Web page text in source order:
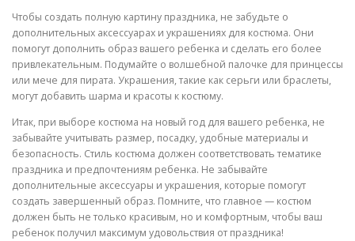
Чтобы создать полную картину праздника, не забудьте о
дополнительных аксессуарах и украшениях для костюма. Они
помогут дополнить образ вашего ребенка и сделать его более
привлекательным. Подумайте о волшебной палочке для принцессы
или мече для пирата. Украшения, такие как серьги или браслеты,
могут добавить шарма и красоты к костюму.
Итак, при выборе костюма на новый год для вашего ребенка, не
забывайте учитывать размер, посадку, удобные материалы и
безопасность. Стиль костюма должен соответствовать тематике
праздника и предпочтениям ребенка. Не забывайте
дополнительные аксессуары и украшения, которые помогут
создать завершенный образ. Помните, что главное — костюм
должен быть не только красивым, но и комфортным, чтобы ваш
ребенок получил максимум удовольствия от праздника!